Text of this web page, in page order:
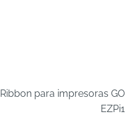
Ribbon para impresoras